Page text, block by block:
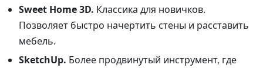
Sweet Home 3D. Классика для новичков.
Позволяет быстро начертить стены и расставить
мебель.
SketchUp. Более продвинутый инструмент, где